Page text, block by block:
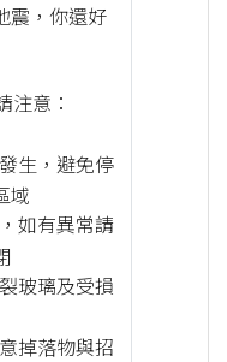
震，你還好
注意：
生，避免停
域
如有異常請
玻璃及受損
掉落物與招